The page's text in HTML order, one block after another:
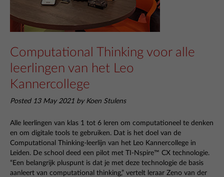
Computational Thinking voor alle
leerlingen van het Leo
Kannercollege
Posted 13 May 2021 by Koen Stulens
Alle leerlingen van klas 1 tot 6 leren om computationeel te denken
en om digitale tools te gebruiken. Dat is het doel van de
Computational Thinking-leerlijn van het Leo Kannercollege in
Leiden. De school deed een pilot met TI-Nspire™ CX technologie.
“Een belangrijk pluspunt is dat je met deze technologie de basis
aanleert van computational thinking,” vertelt leraar Zeno van der